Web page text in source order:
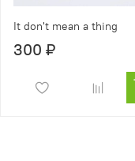
It don't mean a thing
300 ₽